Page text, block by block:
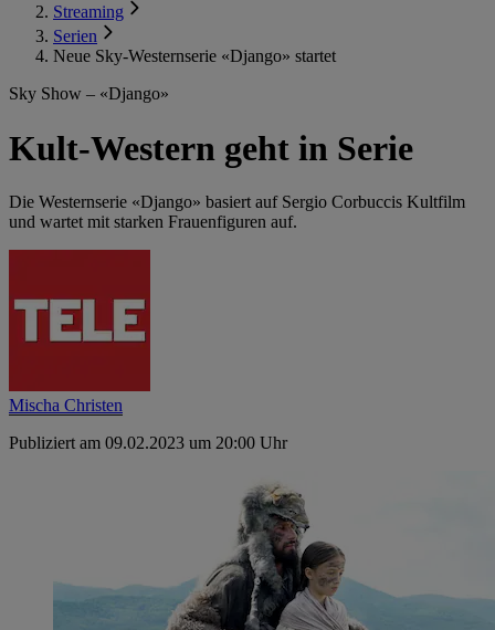
Streaming
Serien
Neue Sky-Westernserie «Django» startet
Sky Show – «Django»
Kult-Western geht in Serie
Die Westernserie «Django» basiert auf Sergio Corbuccis Kultfilm
und wartet mit starken Frauenfiguren auf.
Mischa Christen
Publiziert am 09.02.2023 um 20:00 Uhr